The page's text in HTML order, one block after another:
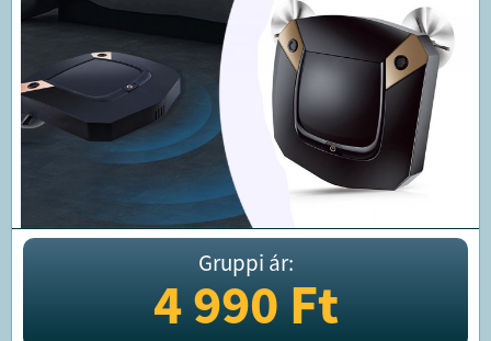
Gruppi ár:
4 990Ft